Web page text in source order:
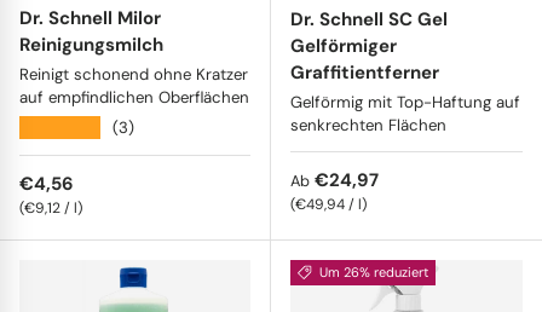
Dr. Schnell Milor
Reinigungsmilch
Reinigt schonend ohne Kratzer
auf empfindlichen Oberflächen
(3)
Normaler Preis
€4,56
Grundpreis
€9,12/l
Dr. Schnell SC Gel
Gelförmiger
Graffitientferner
Gelförmig mit Top-Haftung auf
senkrechten Flächen
Normaler Preis
Ab €24,97
Grundpreis
€49,94/l
Um 26% reduziert